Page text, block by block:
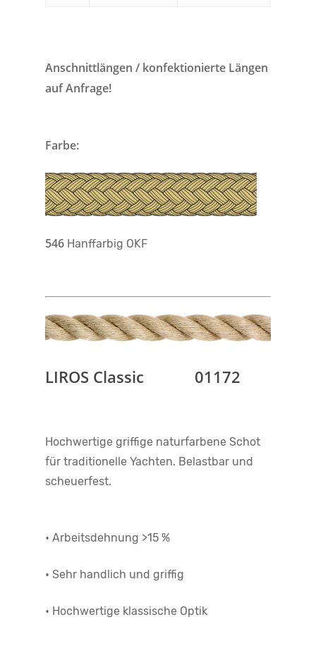
Anschnittlängen / konfektionierte Längen
auf Anfrage!
Farbe:
546 Hanffarbig OKF
LIROS Classic 01172
Hochwertige griffige naturfarbene Schot
für traditionelle Yachten. Belastbar und
scheuerfest.
• Arbeitsdehnung >15 %
• Sehr handlich und griffig
• Hochwertige klassische Optik